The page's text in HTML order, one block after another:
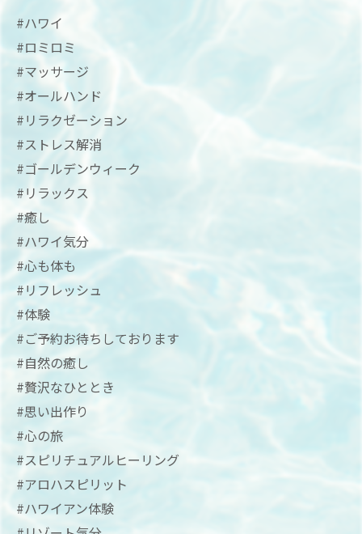
#ハワイ
#ロミロミ
#マッサージ
#オールハンド
#リラクゼーション
#ストレス解消
#ゴールデンウィーク
#リラックス
#癒し
#ハワイ気分
#心も体も
#リフレッシュ
#体験
#ご予約お待ちしております
#自然の癒し
#贅沢なひととき
#思い出作り
#心の旅
#スピリチュアルヒーリング
#アロハスピリット
#ハワイアン体験